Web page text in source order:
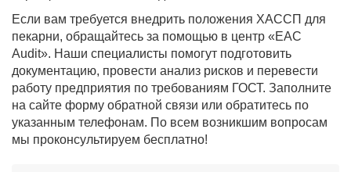
Если вам требуется внедрить положения ХАССП для
пекарни, обращайтесь за помощью в центр «EAC
Audit». Наши специалисты помогут подготовить
документацию, провести анализ рисков и перевести
работу предприятия по требованиям ГОСТ. Заполните
на сайте форму обратной связи или обратитесь по
указанным телефонам. По всем возникшим вопросам
мы проконсультируем бесплатно!